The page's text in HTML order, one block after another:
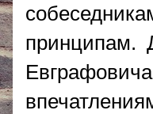
принципам.